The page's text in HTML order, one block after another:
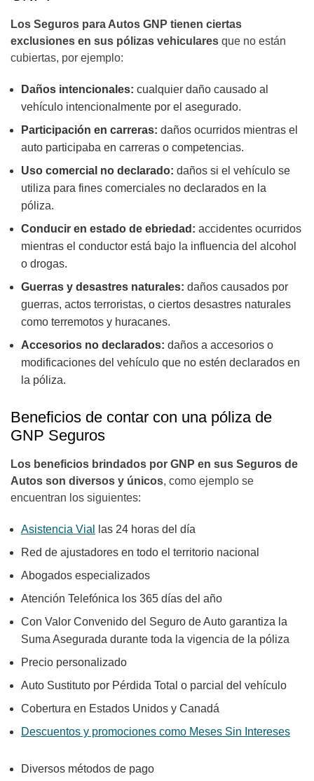
Los Seguros para Autos GNP tienen ciertas
exclusiones en sus pólizas vehiculares que no están
cubiertas, por ejemplo:
Daños intencionales: cualquier daño causado al
vehículo intencionalmente por el asegurado.
Participación en carreras: daños ocurridos mientras el
auto participaba en carreras o competencias.
Uso comercial no declarado: daños si el vehículo se
utiliza para fines comerciales no declarados en la
póliza.
Conducir en estado de ebriedad: accidentes ocurridos
mientras el conductor está bajo la influencia del alcohol
o drogas.
Guerras y desastres naturales: daños causados por
guerras, actos terroristas, o ciertos desastres naturales
como terremotos y huracanes.
Accesorios no declarados: daños a accesorios o
modificaciones del vehículo que no estén declarados en
la póliza.
Beneficios de contar con una póliza de
GNP Seguros
Los beneficios brindados por GNP en sus Seguros de
Autos son diversos y únicos, como ejemplo se
encuentran los siguientes:
Asistencia Vial
las 24 horas del día
Red de ajustadores en todo el territorio nacional
Abogados especializados
Atención Telefónica los 365 días del año
Con Valor Convenido del Seguro de Auto garantiza la
Suma Asegurada durante toda la vigencia de la póliza
Precio personalizado
Auto Sustituto por Pérdida Total o parcial del vehículo
Cobertura en Estados Unidos y Canadá
Descuentos y promociones como Meses Sin Intereses
Diversos métodos de pago